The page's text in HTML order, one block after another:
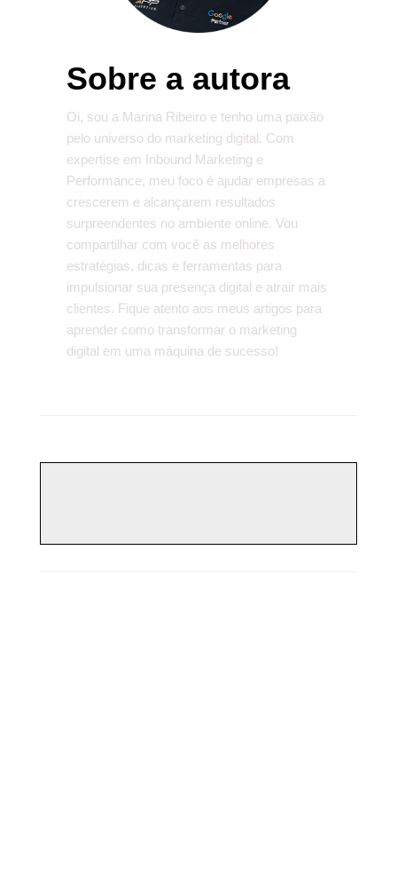
Sobre a autora
Oi, sou a Marina Ribeiro e tenho uma paixão
pelo universo do marketing digital. Com
expertise em Inbound Marketing e
Performance, meu foco é ajudar empresas a
crescerem e alcançarem resultados
surpreendentes no ambiente online. Vou
compartilhar com você as melhores
estratégias, dicas e ferramentas para
impulsionar sua presença digital e atrair mais
clientes. Fique atento aos meus artigos para
aprender como transformar o marketing
digital em uma máquina de sucesso!